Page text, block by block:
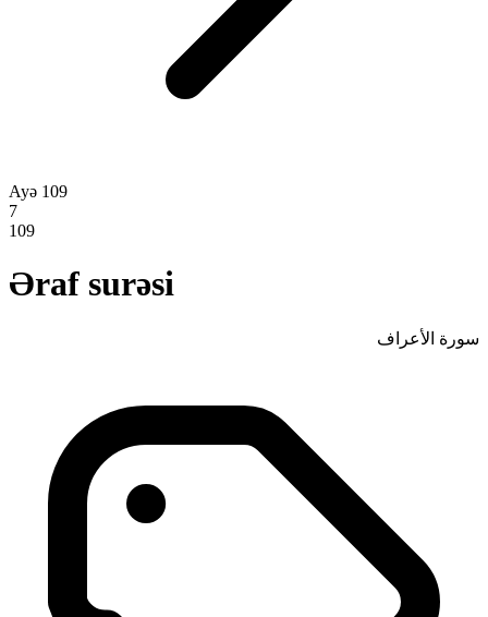
Ayə 109
7
109
Əraf surəsi
سورة الأعراف